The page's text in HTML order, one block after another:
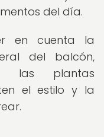
del día.
en cuenta la
del balcón,
las plantas
el estilo y la